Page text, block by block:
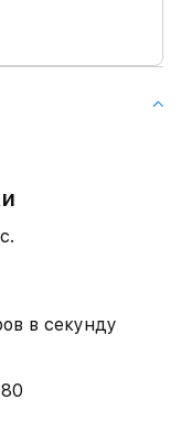
в секунду